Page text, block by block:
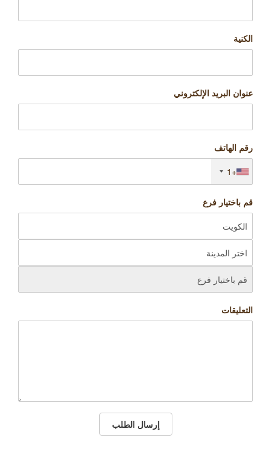
الكنية
عنوان البريد الإلكتروني
رقم الهاتف
+1
قم باختيار فرع
التعليقات
إرسال الطلب